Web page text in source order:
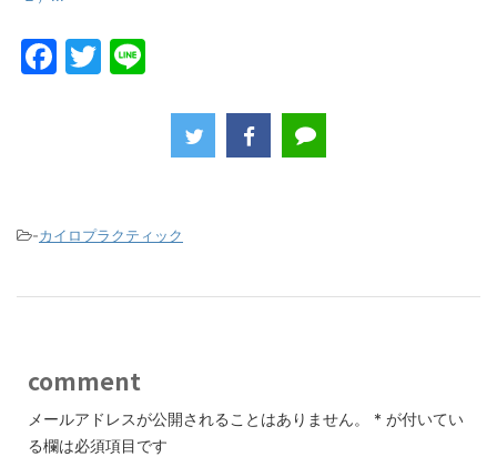
F
o
k
T
-カイロプラクティック
comment
メールアドレスが公開されることはありません。 * が付いてい
る欄は必須項目です